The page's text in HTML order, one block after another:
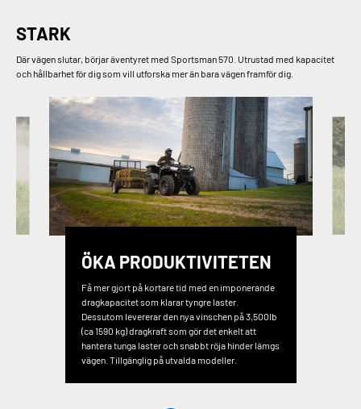
STARK
Där vägen slutar, börjar äventyret med Sportsman 570. Utrustad med kapacitet
och hållbarhet för dig som vill utforska mer än bara vägen framför dig.
ÖKA PRODUKTIVITETEN
Få mer gjort på kortare tid med en imponerande
dragkapacitet som klarar tyngre laster.
Dessutom levererar den nya vinschen på 3,500lb
(ca 1590 kg) dragkraft som gör det enkelt att
hantera tunga laster och snabbt röja hinder lämgs
vägen. Tillgänglig på utvalda modeller.